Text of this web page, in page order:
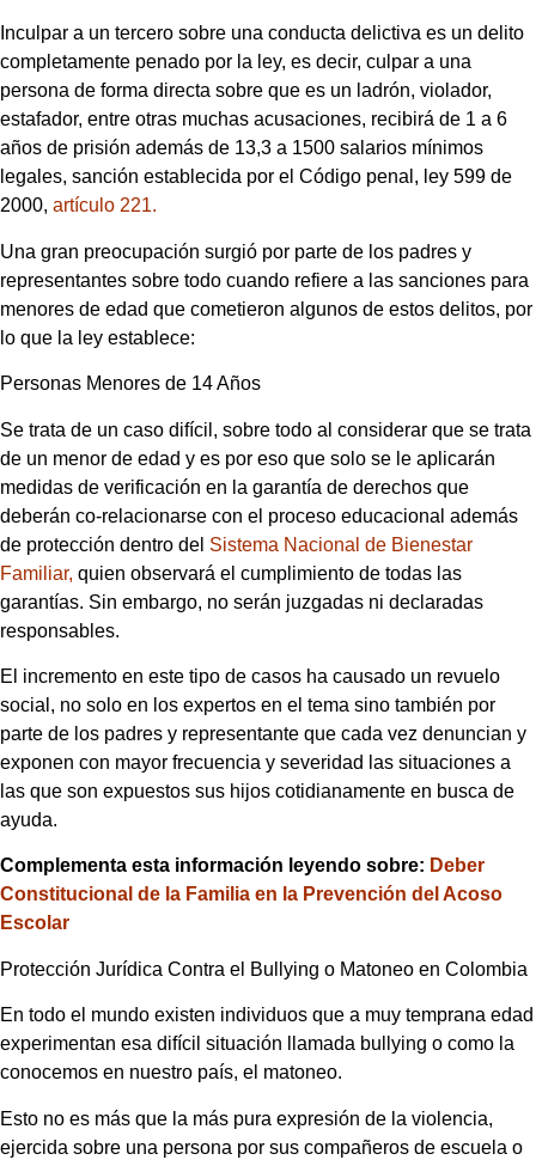
Inculpar a un tercero sobre una conducta delictiva es un delito
completamente penado por la ley, es decir, culpar a una
persona de forma directa sobre que es un ladrón, violador,
estafador, entre otras muchas acusaciones, recibirá de 1 a 6
años de prisión además de 13,3 a 1500 salarios mínimos
legales, sanción establecida por el Código penal, ley 599 de
2000, artículo 221.
Una gran preocupación surgió por parte de los padres y
representantes sobre todo cuando refiere a las sanciones para
menores de edad que cometieron algunos de estos delitos, por
lo que la ley establece:
Personas Menores de 14 Años
Se trata de un caso difícil, sobre todo al considerar que se trata
de un menor de edad y es por eso que solo se le aplicarán
medidas de verificación en la garantía de derechos que
deberán co-relacionarse con el proceso educacional además
de protección dentro del Sistema Nacional de Bienestar
Familiar, quien observará el cumplimiento de todas las
garantías. Sin embargo, no serán juzgadas ni declaradas
responsables.
El incremento en este tipo de casos ha causado un revuelo
social, no solo en los expertos en el tema sino también por
parte de los padres y representante que cada vez denuncian y
exponen con mayor frecuencia y severidad las situaciones a
las que son expuestos sus hijos cotidianamente en busca de
ayuda.
Complementa esta información leyendo sobre: Deber
Constitucional de la Familia en la Prevención del Acoso
Escolar
Protección Jurídica Contra el Bullying o Matoneo en Colombia
En todo el mundo existen individuos que a muy temprana edad
experimentan esa difícil situación llamada bullying o como la
conocemos en nuestro país, el matoneo.
Esto no es más que la más pura expresión de la violencia,
ejercida sobre una persona por sus compañeros de escuela o